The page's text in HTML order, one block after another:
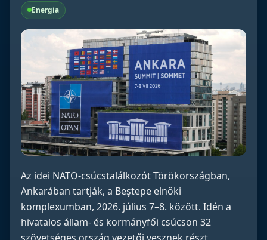
Energia
Az idei NATO-csúcstalálkozót Törökországban,
Ankarában tartják, a Beştepe elnöki
komplexumban, 2026. július 7–8. között. Idén a
hivatalos állam- és kormányfői csúcson 32